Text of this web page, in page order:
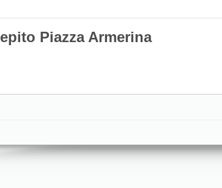
Piazza Armerina